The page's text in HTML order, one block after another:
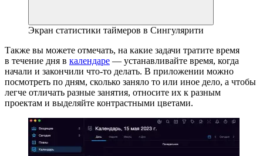
Экран статистики таймеров в Сингулярити
Также вы можете отмечать, на какие задачи тратите время
в течение дня в календаре — устанавливайте время, когда
начали и закончили что-то делать. В приложении можно
посмотреть по дням, сколько заняло то или иное дело, а чтобы
легче отличать разные занятия, относите их к разным
проектам и выделяйте контрастными цветами.